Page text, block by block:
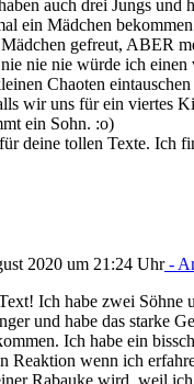
auch drei Jungs und
ein Mädchen
gefreut, ABER
nie nie würde ich einen
Chaoten
wir uns für ein viertes
ein Sohn. :o)
deine tollen Texte. Ich
2020 um 21:24 Uhr-
Ich habe zwei Söhne
und habe das starke
Ich habe ein
Reaktion wenn ich
Rabauke wird, weil